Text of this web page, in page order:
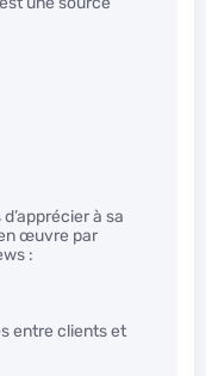
à sa
œuvre par
:
entre clients et